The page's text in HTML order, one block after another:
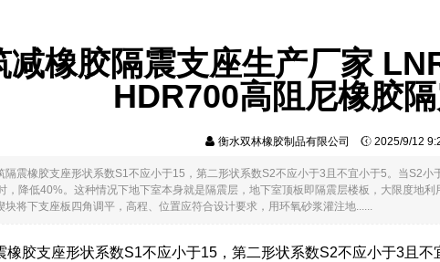
减橡胶隔震支座生产厂家
HDR700高阻尼橡胶
衡水双林橡胶制品有限公司 2025/9/12
隔震橡胶支座形状系数S1不应小于15，第二形状系数S2不应小于3且不宜小于5。当S2
，降低40%。这种情况下地下室本身就是隔震层，地下室顶板即隔震层楼板，大限度地
块将下支座板四角调平，高程、位置应符合设计要求，用环氧砂浆灌注地......
橡胶支座形状系数S1不应小于15，第二形状系数S2不应小于3且